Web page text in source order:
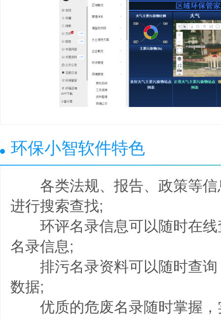
环保小智软件特色
各类法规、报告、政策等信
进行搜索查找;
环评名录信息可以随时在线
名录信息;
排污名录资料可以随时查询
数据;
优质的危废名录随时掌握，